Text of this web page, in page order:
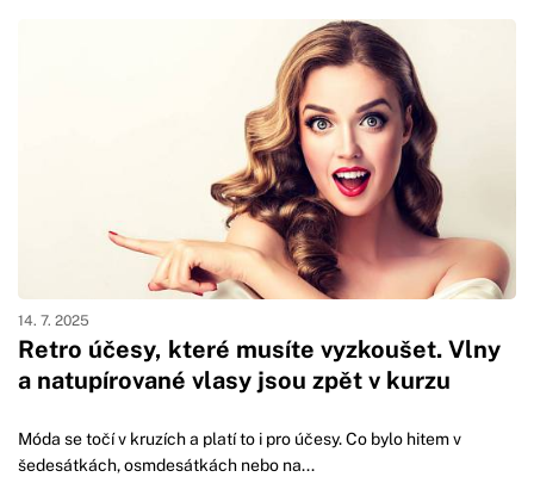
Retro účesy, které musíte vyzkoušet. Vlny
a natupírované vlasy jsou zpět v kurzu
14. 7. 2025
Móda se točí v kruzích a platí to i pro účesy. Co bylo hitem v
šedesátkách, osmdesátkách nebo na...